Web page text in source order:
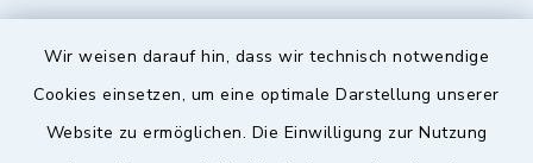
Wir weisen darauf hin, dass wir technisch notwendige
Cookies einsetzen, um eine optimale Darstellung unserer
Website zu ermöglichen. Die Einwilligung zur Nutzung
Sicherer Kontakt